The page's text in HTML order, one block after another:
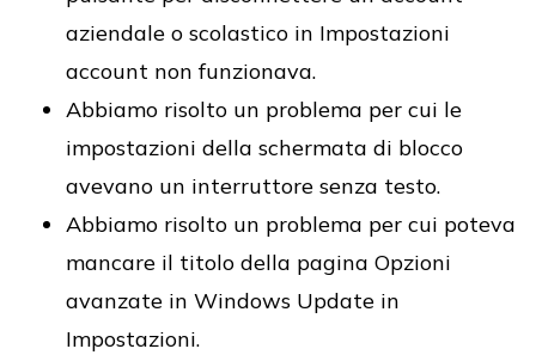
aziendale o scolastico in Impostazioni
account non funzionava.
Abbiamo risolto un problema per cui le
impostazioni della schermata di blocco
avevano un interruttore senza testo.
Abbiamo risolto un problema per cui poteva
mancare il titolo della pagina Opzioni
avanzate in Windows Update in
Impostazioni.